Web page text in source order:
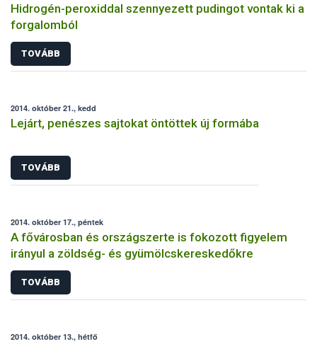
Hidrogén-peroxiddal szennyezett pudingot vontak ki a
forgalomból
TOVÁBB
2014. október 21., kedd
Lejárt, penészes sajtokat öntöttek új formába
TOVÁBB
2014. október 17., péntek
A fővárosban és országszerte is fokozott figyelem
irányul a zöldség- és gyümölcskereskedőkre
TOVÁBB
2014. október 13., hétfő